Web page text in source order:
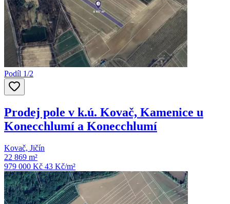
Podíl 1/2
Prodej pole v k.ú. Kovač, Kamenice u
Konecchlumí a Konecchlumí
Kovač, Jičín
22 869 m²
979 000 Kč 43 Kč/m²